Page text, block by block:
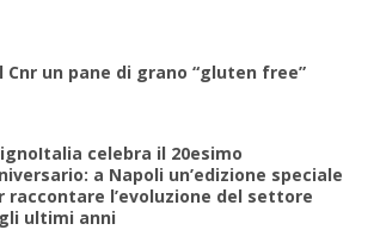
Cnr un pane di grano “gluten free”
celebra il 20esimo
a Napoli un’edizione speciale
raccontare l’evoluzione del settore
ultimi anni